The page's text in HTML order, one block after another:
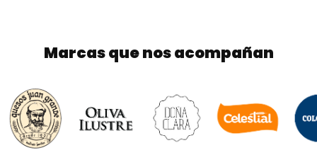
Marcas que nos acompañan